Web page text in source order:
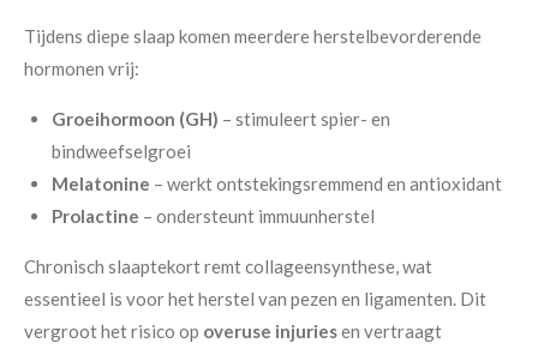
Tijdens diepe slaap komen meerdere herstelbevorderende
hormonen vrij:
Groeihormoon (GH) – stimuleert spier- en
bindweefselgroei
Melatonine – werkt ontstekingsremmend en antioxidant
Prolactine – ondersteunt immuunherstel
Chronisch slaaptekort remt collageensynthese, wat
essentieel is voor het herstel van pezen en ligamenten. Dit
vergroot het risico op overuse injuriesen vertraagt